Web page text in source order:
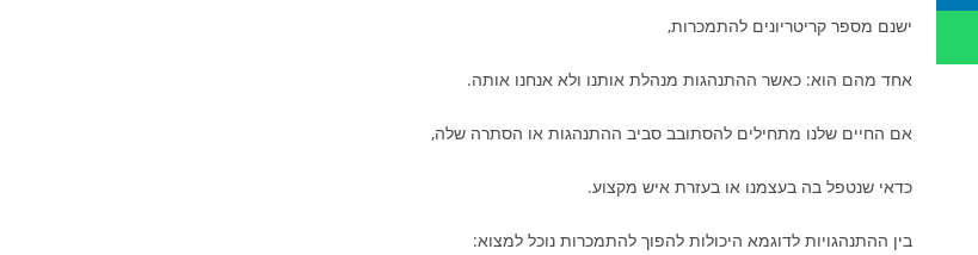
ישנם מספר קריטריונים להתמכרות,
אחד מהם הוא: כאשר ההתנהגות מנהלת אותנו ולא אנחנו אותה.
אם החיים שלנו מתחילים להסתובב סביב ההתנהגות או הסתרה שלה,
כדאי שנטפל בה בעצמנו או בעזרת איש מקצוע.
בין ההתנהגויות לדוגמא היכולות להפוך להתמכרות נוכל למצוא: